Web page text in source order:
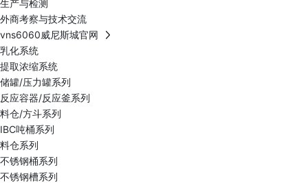
生产与检测
外商考察与技术交流
vns6060威尼斯城官网
乳化系统
提取浓缩系统
储罐/压力罐系列
反应容器/反应釜系列
料仓/方斗系列
IBC吨桶系列
料仓系列
不锈钢桶系列
不锈钢槽系列